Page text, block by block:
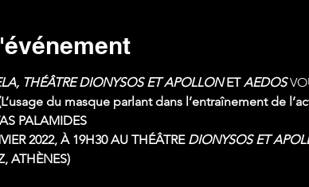
THÉÂTRE DIONYSOS ET APOLLON ET AEDOS
du masque parlant dans l’entraînement de
PALAMIDES
2022, À 19H30 AU THÉÂTRE DIONYSOS ET
ATHÈNES)